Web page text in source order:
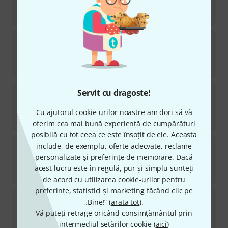
Servit cu dragoste!
Cu ajutorul cookie-urilor noastre am dori să vă
oferim cea mai bună experiență de cumpărături
posibilă cu tot ceea ce este însoțit de ele. Aceasta
include, de exemplu, oferte adecvate, reclame
personalizate și preferințe de memorare. Dacă
acest lucru este în regulă, pur și simplu sunteți
de acord cu utilizarea cookie-urilor pentru
preferințe, statistici și marketing făcând clic pe
„Bine!” (arata tot).
Vă puteți retrage oricând consimțământul prin
intermediul setărilor cookie (aici)
lei
Hindemith Sonate Trompete
lei
Schott Soul Classics Trumpet
în stoc
149lei
SchottMy First Concert Trumpet
1
în stoc
114lei
SchottHook Sonaten und Spielstücke
în stoc